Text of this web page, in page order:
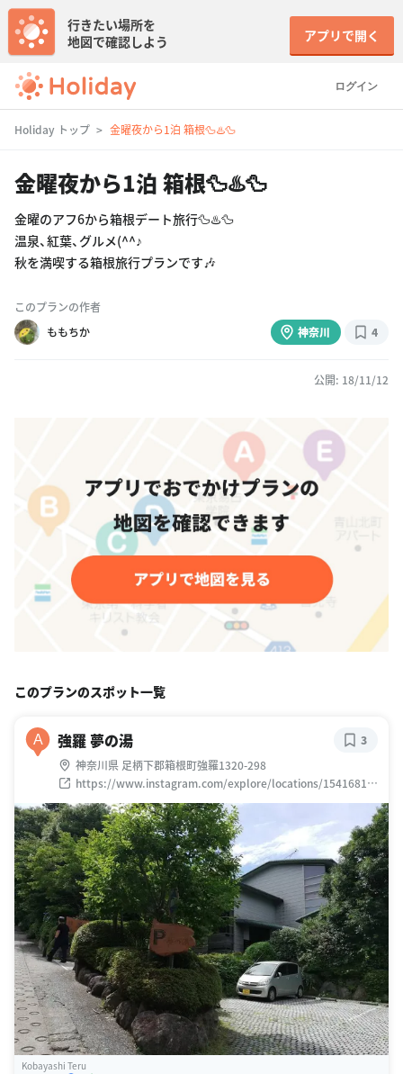
ログイン
行きたい場所を
地図で確認しよう
アプリで開く
Holiday トップ 金曜夜から1泊 箱根🦆♨️🦆
金曜夜から1泊 箱根🦆♨️🦆
金曜のアフ6から箱根デート旅行🦆♨️🦆
温泉、紅葉、グルメ(^^♪
秋を満喫する箱根旅行プランです🎶
このプランの作者
ももちか
神奈川 4
公開: 18/11/12
このプランのスポット一覧
A 強羅 夢の湯
神奈川県 足柄下郡箱根町強羅1320-298
https://www.instagram.com/explore/locations/15416816
32537134
3
Kobayashi Teru